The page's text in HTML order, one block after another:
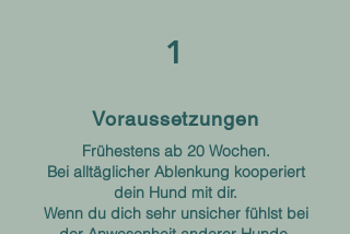
1
Voraussetzungen
Frühestens ab 20 Wochen.
Bei alltäglicher Ablenkung kooperiert
dein Hund mit dir.
Wenn du dich sehr unsicher fühlst bei